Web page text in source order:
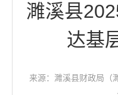
濉溪县
达基
来源：濉溪县财政局（